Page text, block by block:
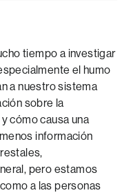
tiempo a investigar
el humo
a nuestro sistema
sobre la
cómo causa una
información
pero estamos
a las personas